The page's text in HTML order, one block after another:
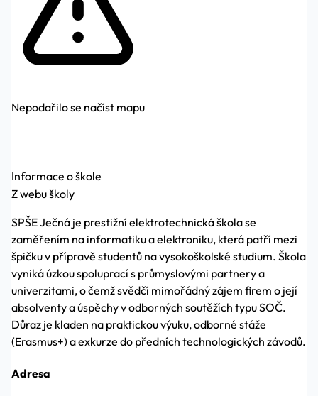
Nepodařilo se načíst mapu
Informace o škole
Z webu školy
SPŠE Ječná je prestižní elektrotechnická škola se
zaměřením na informatiku a elektroniku, která patří mezi
špičku v přípravě studentů na vysokoškolské studium. Škola
vyniká úzkou spoluprací s průmyslovými partnery a
univerzitami, o čemž svědčí mimořádný zájem firem o její
absolventy a úspěchy v odborných soutěžích typu SOČ.
Důraz je kladen na praktickou výuku, odborné stáže
(Erasmus+) a exkurze do předních technologických závodů.
Adresa